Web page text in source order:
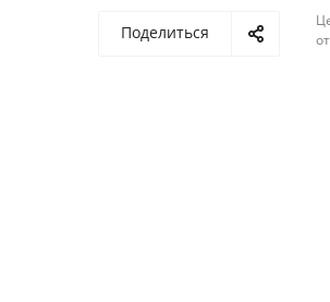
Поделиться